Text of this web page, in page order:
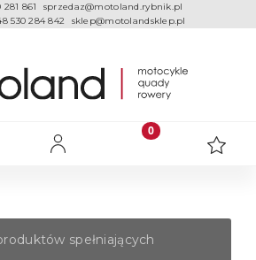
281 861
sprzedaz@motoland.rybnik.pl
530 284 842 sklep@motolandsklep.pl
spełniających